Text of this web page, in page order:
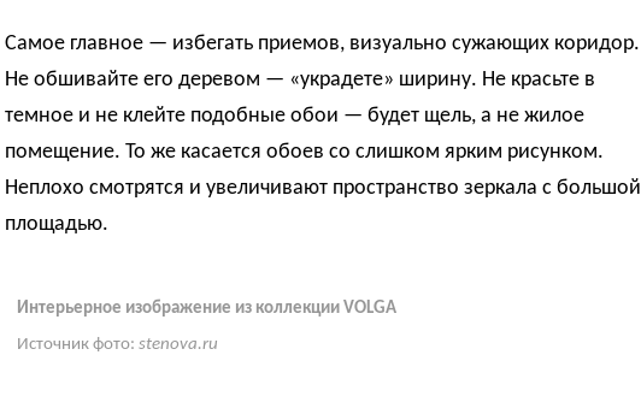
Самое главное — избегать приемов, визуально сужающих коридор.
Не обшивайте его деревом — «украдете» ширину. Не красьте в
темное и не клейте подобные обои — будет щель, а не жилое
помещение. То же касается обоев со слишком ярким рисунком.
Неплохо смотрятся и увеличивают пространство зеркала с большой
площадью.
Интерьерное изображение из коллекции VOLGA
Источник фото: stenova.ru